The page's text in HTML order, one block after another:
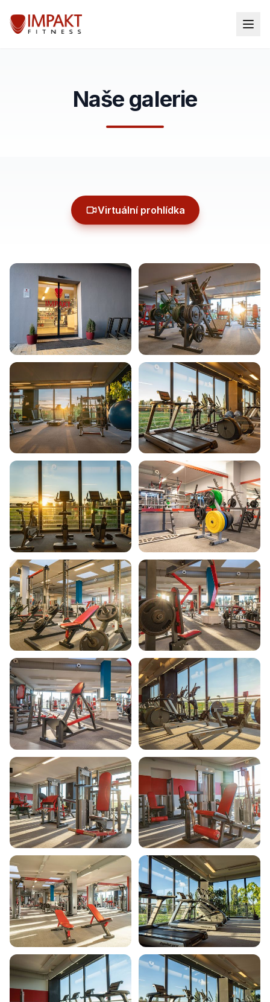
Naše galerie
Virtuální prohlídka